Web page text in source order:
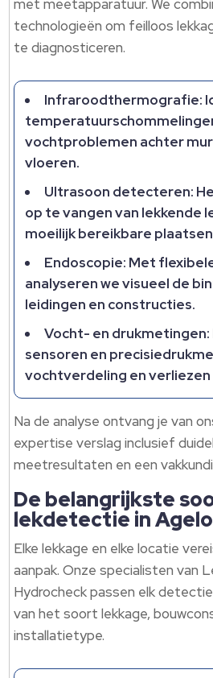
met meetapparatuur. We
technologieën om feilloos
te diagnosticeren.
Infraroodthermografie:
vochtproblemen achter
vloeren.
Ultrasoon detecteren:
op te vangen van lekkende
moeilijk bereikbare
Endoscopie: Met
analyseren we visueel de
leidingen en constructies.
Vocht- en
sensoren en
vochtverdeling en verliezen
Na de analyse ontvang je van
expertise verslag inclusief
meetresultaten en een
De belangrijkste
lekdetectie in Agelo
Elke lekkage en elke locatie
aanpak. Onze specialisten van
Hydrocheck passen elk
van het soort lekkage,
installatietype.